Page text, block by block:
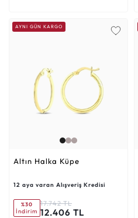
AYNI GÜN KARGO
Altın Halka Küpe
12 aya varan Alışveriş Kredisi
%30
İndirim
17.742 TL
12.406 TL